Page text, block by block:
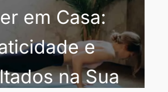
em Casa:
e
na Sua